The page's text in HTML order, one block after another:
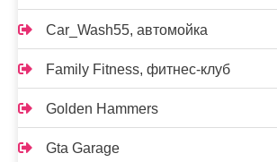
Car_Wash55, автомойка
Family Fitness, фитнес-клуб
Golden Hammers
Gta Garage